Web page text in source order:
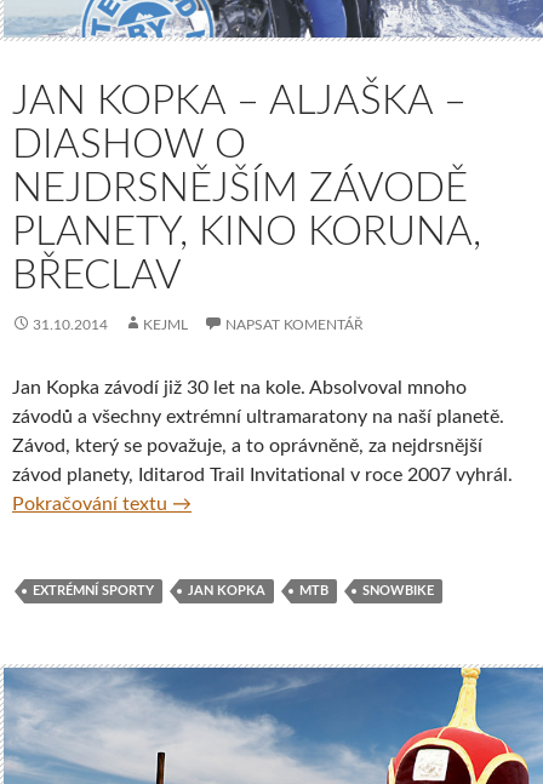
JAN KOPKA – ALJAŠKA –
DIASHOW O
NEJDRSNĚJŠÍM ZÁVODĚ
PLANETY, KINO KORUNA,
BŘECLAV
31.10.2014 KEJML NAPSAT KOMENTÁŘ
Jan Kopka závodí již 30 let na kole. Absolvoval mnoho
závodů a všechny extrémní ultramaratony na naší planetě.
Závod, který se považuje, a to oprávněně, za nejdrsnější
závod planety, Iditarod Trail Invitational v roce 2007 vyhrál.
Pokračování textu Jan Kopka – Aljaška – diashow o
→
EXTRÉMNÍ SPORTY JAN KOPKA MTB SNOWBIKE